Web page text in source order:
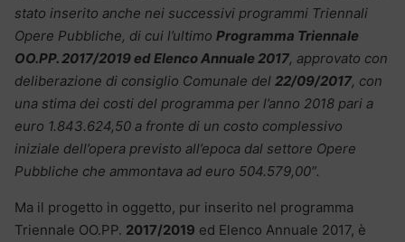
stato inserito anche nei successivi programmi Triennali
Opere Pubbliche, di cui l’ultimo Programma Triennale
OO.PP. 2017/2019 ed Elenco Annuale 2017, approvato con
deliberazione di consiglio Comunale del 22/09/2017, con
una stima dei costi del programma per l’anno 2018 pari a
euro 1.843.624,50 a fronte di un costo complessivo
iniziale dell’opera previsto all’epoca dal settore Opere
Pubbliche che ammontava ad euro 504.579,00″.
Ma il progetto in oggetto, pur inserito nel programma
Triennale OO.PP. 2017/2019 ed Elenco Annuale 2017, è